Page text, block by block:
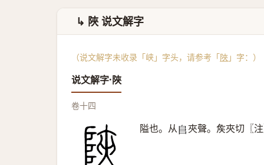
↳ 陜 说文解字
（说文解字未收录「峡」字头，请参考「陜 」字：）
说文解字·陜
卷十四
隘也。从𨸏夾聲。矦夾切〖